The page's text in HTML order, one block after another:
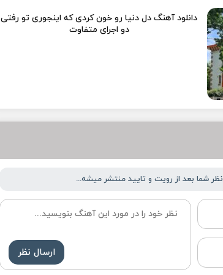
دانلود آهنگ دل دنیا رو خون کردی که اینجوری تو رفتی
دو اجرای متفاوت
نظر شما بعد از رویت و تایید منتشر میشه...
ارسال نظر